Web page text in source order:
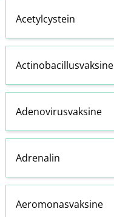
Acetylcystein
Actinobacillusvaksine
Adenovirusvaksine
Adrenalin
Aeromonasvaksine